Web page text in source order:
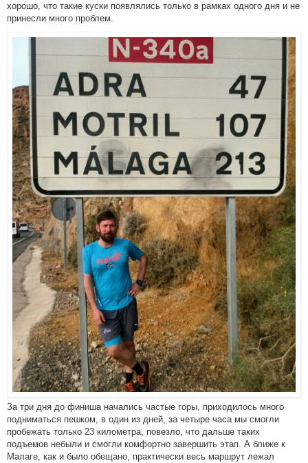
хорошо, что такие куски появлялись только в рамках одного дня и не
принесли много проблем.
За три дня до финиша начались частые горы, приходилось много
подниматься пешком, в один из дней, за четыре часа мы смогли
пробежать только 23 километра, повезло, что дальше таких
подъемов небыли и смогли комфортно завершить этап. А ближе к
Малаге, как и было обещано, практически весь маршрут лежал